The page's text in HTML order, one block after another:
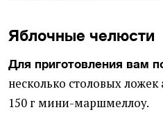
Яблочные челюсти
Для приготовления вам
несколько столовых
150 г мини-маршмеллоу.